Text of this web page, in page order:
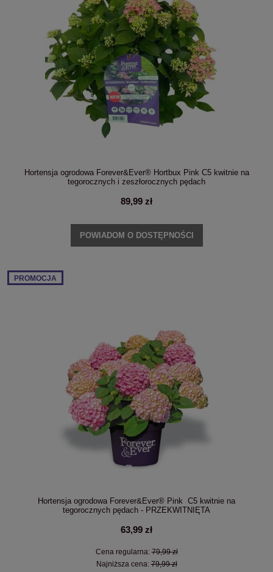
Hortensja ogrodowa Forever&Ever® Hortbux Pink C5 kwitnie na
tegorocznych i zeszłorocznych pędach
89,99 zł
POWIADOM O DOSTĘPNOŚCI
Hortensja ogrodowa Forever&Ever® Pink C5 kwitnie na
tegorocznych pędach - PRZEKWITNIĘTA
63,99 zł
Cena regularna:79,99 zł
Najniższa cena:79,99 zł
PROMOCJA